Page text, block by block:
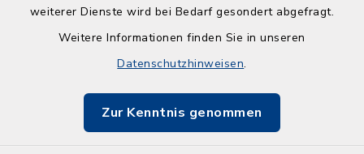
weiterer Dienste wird bei Bedarf gesondert abgefragt.
Weitere Informationen finden Sie in unseren
Datenschutzhinweisen.
Zur Kenntnis genommen
Barrierefreiheit
Impressum